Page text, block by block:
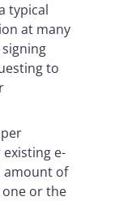
typical
at many
to
e-
amount of
or the